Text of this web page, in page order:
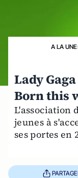
A LA UNE
Lady
Born this
L'association
jeunes à
ses portes en